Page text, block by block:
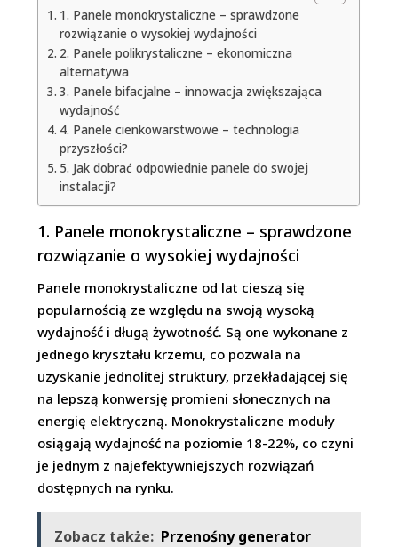
1. Panele monokrystaliczne – sprawdzone
rozwiązanie o wysokiej wydajności
2. Panele polikrystaliczne – ekonomiczna
alternatywa
3. Panele bifacjalne – innowacja zwiększająca
wydajność
4. Panele cienkowarstwowe – technologia
przyszłości?
5. Jak dobrać odpowiednie panele do swojej
instalacji?
1. Panele monokrystaliczne – sprawdzone
rozwiązanie o wysokiej wydajności
Panele monokrystaliczne od lat cieszą się
popularnością ze względu na swoją wysoką
wydajność i długą żywotność. Są one wykonane z
jednego kryształu krzemu, co pozwala na
uzyskanie jednolitej struktury, przekładającej się
na lepszą konwersję promieni słonecznych na
energię elektryczną. Monokrystaliczne moduły
osiągają wydajność na poziomie 18-22%, co czyni
je jednym z najefektywniejszych rozwiązań
dostępnych na rynku.
Zobacz także: Przenośny generator